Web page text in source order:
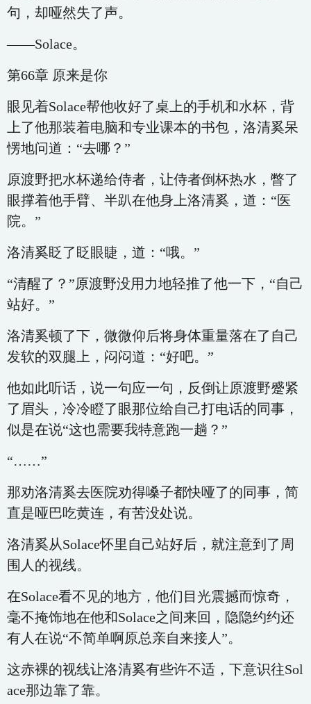
句，却哑然失了声。
——Solace。
第66章 原来是你
眼见着Solace帮他收好了桌上的手机和水杯，背
上了他那装着电脑和专业课本的书包，洛清奚呆
愣地问道：“去哪？”
原渡野把水杯递给侍者，让侍者倒杯热水，瞥了
眼撑着他手臂、半趴在他身上洛清奚，道：“医
院。”
洛清奚眨了眨眼睫，道：“哦。”
“清醒了？”原渡野没用力地轻推了他一下，“自己
站好。”
洛清奚顿了下，微微仰后将身体重量落在了自己
发软的双腿上，闷闷道：“好吧。”
他如此听话，说一句应一句，反倒让原渡野蹙紧
了眉头，冷冷瞪了眼那位给自己打电话的同事，
似是在说“这也需要我特意跑一趟？”
“……”
那劝洛清奚去医院劝得嗓子都快哑了的同事，简
直是哑巴吃黄连，有苦没处说。
洛清奚从Solace怀里自己站好后，就注意到了周
围人的视线。
在Solace看不见的地方，他们目光震撼而惊奇，
毫不掩饰地在他和Solace之间来回，隐隐约约还
有人在说“不简单啊原总亲自来接人”。
这赤裸的视线让洛清奚有些许不适，下意识往Sol
ace那边靠了靠。